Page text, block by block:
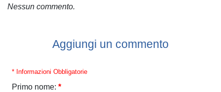
Nessun commento.
Aggiungi un commento
* Informazioni Obbligatorie
Primo nome: *